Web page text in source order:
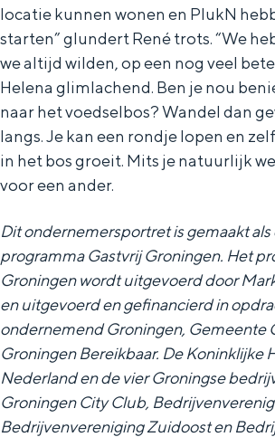
locatie kunnen wonen en PlukN
starten” glundert René trots. “We
we altijd wilden, op een nog veel
Helena glimlachend. Ben je nou
naar het voedselbos? Wandel dan
langs. Je kan een rondje lopen en
in het bos groeit. Mits je natuurlijk
voor een ander.
Dit ondernemersportret is gemaakt
programma Gastvrij Groningen. Het
Groningen wordt uitgevoerd door
en uitgevoerd en gefinancierd in
ondernemend Groningen, Gemeente
Groningen Bereikbaar. De Koninklijke
Nederland en de vier Groningse
Groningen City Club,
Bedrijvenvereniging Zuidoost en